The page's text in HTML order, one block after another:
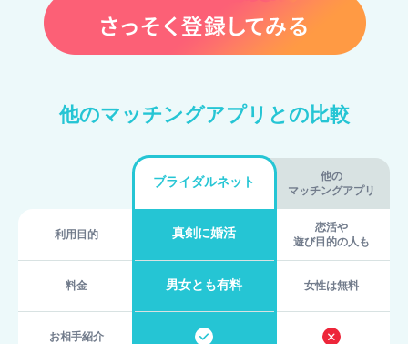
他のマッチングアプリとの比較
利用目的
料金
お相手紹介
ブライダルネット
真剣に婚活
男女とも有料
他の
マッチングアプリ
恋活や
遊び目的の人も
女性は無料